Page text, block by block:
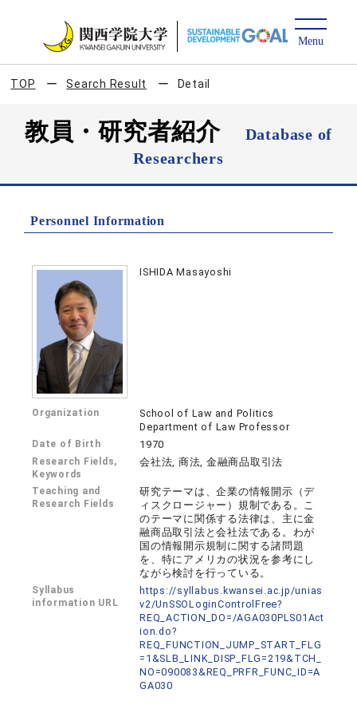
TOP Search Result Detail
教員・研究者紹介
Database of
Researchers
Personnel Information
ISHIDA Masayoshi
Organization
School of Law and Politics
Department of Law Professor
Date of Birth 1970
Research Fields,
Keywords
会社法, 商法, 金融商品取引法
Teaching and
Research Fields
研究テーマは、企業の情報開示（デ
ィスクロージャー）規制である。こ
のテーマに関係する法律は、主に金
融商品取引法と会社法である。わが
国の情報開示規制に関する諸問題
を、特にアメリカの状況を参考にし
ながら検討を行っている。
Syllabus
information URL
https://syllabus.kwansei.ac.jp/unias
v2/UnSSOLoginControlFree?
REQ_ACTION_DO=/AGA030PLS01Act
ion.do?
REQ_FUNCTION_JUMP_START_FLG
=1&SLB_LINK_DISP_FLG=219&TCH_
NO=090083&REQ_PRFR_FUNC_ID=A
GA030